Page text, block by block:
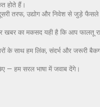
होते हैं।
तरफ, उद्योग और निवेश से जुड़े फैसले
खबर का मकसद यही है कि आप फालतू
के साथ हम लिंक, संदर्भ और जरूरी
— हम सरल भाषा में जवाब देंगे।